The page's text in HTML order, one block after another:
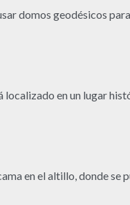
domos geodésicos
en un lugar
en el altillo, donde